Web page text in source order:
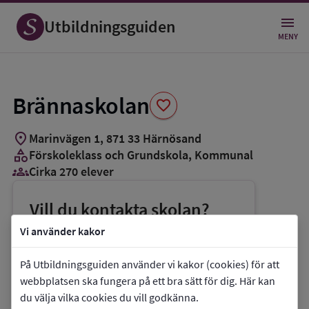
Vi använder kakor
På Utbildningsguiden använder vi kakor (cookies) för att
webbplatsen ska fungera på ett bra sätt för dig. Här kan
du välja vilka cookies du vill godkänna.
Utbildningsguiden MENY
Brännaskolan favorite
Spara
som
favorit
location_on Marinvägen 1, 871 33 Härnösand
categoryFörskoleklass och Grundskola, Kommunal
groups_3Cirka 270 elever
Vill du kontakta skolan?
phoneTelefon:073-2745456
E-post: brannaskolan@harnosand.se
link Webbplats:Brännaskolan